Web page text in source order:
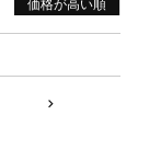
価格が高い順